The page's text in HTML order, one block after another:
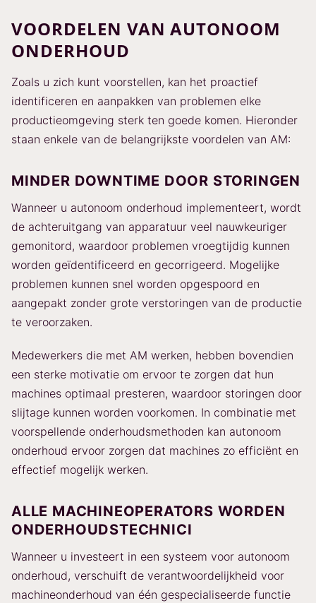
VOORDELEN VAN AUTONOOM
ONDERHOUD
Zoals u zich kunt voorstellen, kan het proactief
identificeren en aanpakken van problemen elke
productieomgeving sterk ten goede komen. Hieronder
staan enkele van de belangrijkste voordelen van AM:
MINDER DOWNTIME DOOR STORINGEN
Wanneer u autonoom onderhoud implementeert, wordt
de achteruitgang van apparatuur veel nauwkeuriger
gemonitord, waardoor problemen vroegtijdig kunnen
worden geïdentificeerd en gecorrigeerd. Mogelijke
problemen kunnen snel worden opgespoord en
aangepakt zonder grote verstoringen van de productie
te veroorzaken.
Medewerkers die met AM werken, hebben bovendien
een sterke motivatie om ervoor te zorgen dat hun
machines optimaal presteren, waardoor storingen door
slijtage kunnen worden voorkomen. In combinatie met
voorspellende onderhoudsmethoden kan autonoom
onderhoud ervoor zorgen dat machines zo efficiënt en
effectief mogelijk werken.
ALLE MACHINEOPERATORS WORDEN
ONDERHOUDSTECHNICI
Wanneer u investeert in een systeem voor autonoom
onderhoud, verschuift de verantwoordelijkheid voor
machineonderhoud van één gespecialiseerde functie